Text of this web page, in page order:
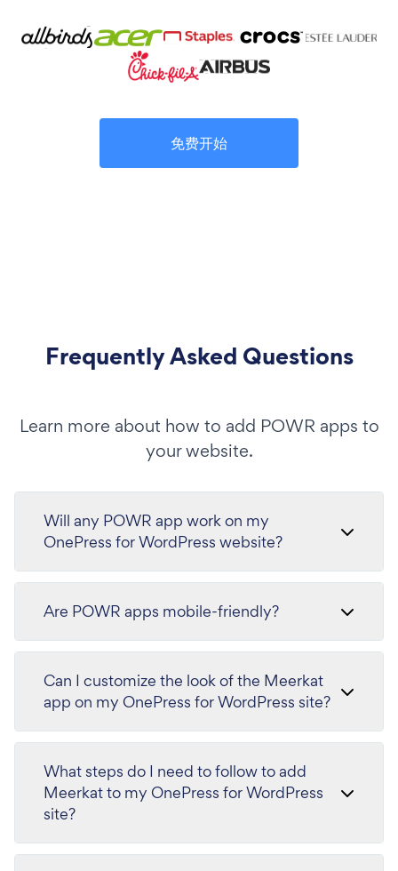
免费开始
Frequently Asked Questions
Learn more about how to add POWR apps to
your website.
Will any POWR app work on my
OnePress for WordPress website?
Are POWR apps mobile-friendly?
Can I customize the look of the Meerkat
app on my OnePress for WordPress site?
What steps do I need to follow to add
Meerkat to my OnePress for WordPress
site?